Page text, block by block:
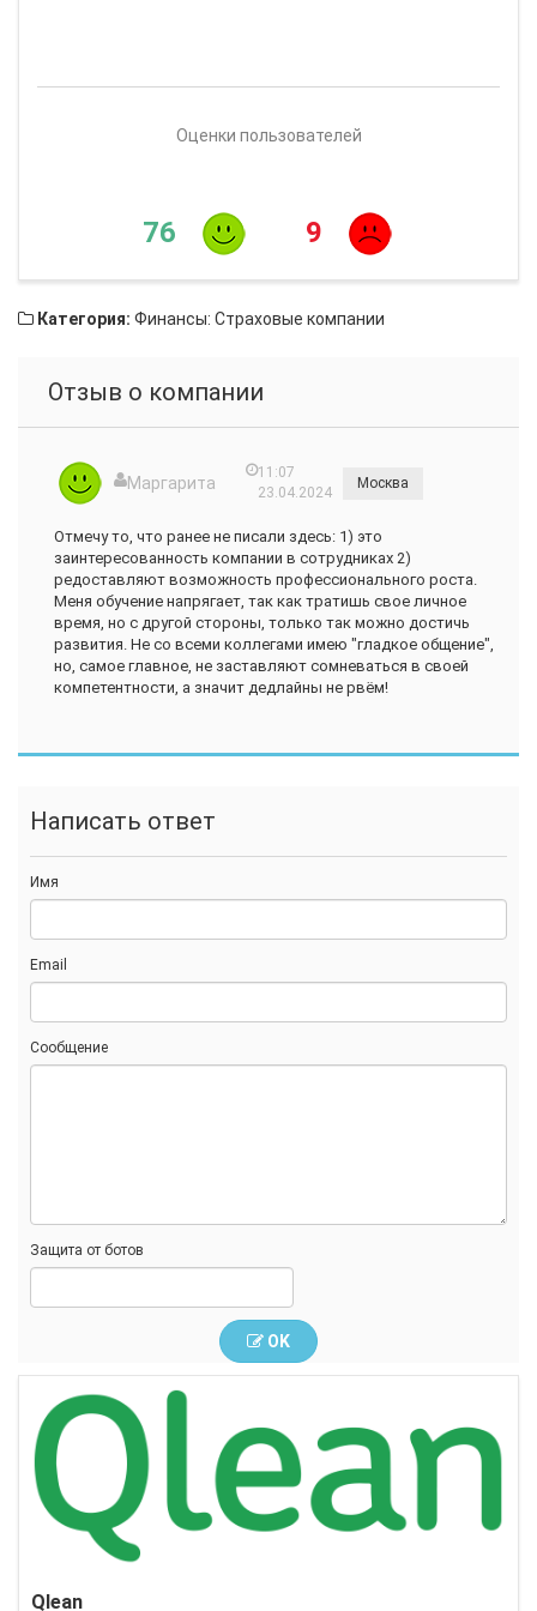
Оценки пользователей
76 9
Категория: Финансы: Страховые компании
Отзыв о компании
Маргарита
11:07
23.04.2024
Москва
Отмечу то, что ранее не писали здесь: 1) это
заинтересованность компании в сотрудниках 2)
редоставляют возможность профессионального роста.
Меня обучение напрягает, так как тратишь свое личное
время, но с другой стороны, только так можно достичь
развития. Не со всеми коллегами имею "гладкое общение",
но, самое главное, не заставляют сомневаться в своей
компетентности, а значит дедлайны не рвём!
Написать ответ
Имя
Email
Сообщение
Защита от ботов
OK
Qlean